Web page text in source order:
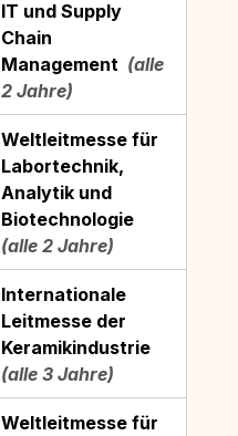
IT und Supply
Chain
Management (alle
2 Jahre)
Weltleitmesse für
Labortechnik,
Analytik und
Biotechnologie
(alle 2 Jahre)
Internationale
Leitmesse der
Keramikindustrie
(alle 3 Jahre)
Weltleitmesse für